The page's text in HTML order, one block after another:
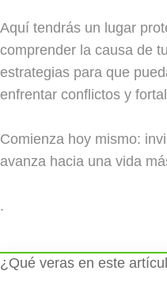
Aquí tendrás un lugar
comprender la causa de
estrategias para que
enfrentar conflictos y
Comienza hoy mismo:
avanza hacia una vida
.
¿Qué veras en este